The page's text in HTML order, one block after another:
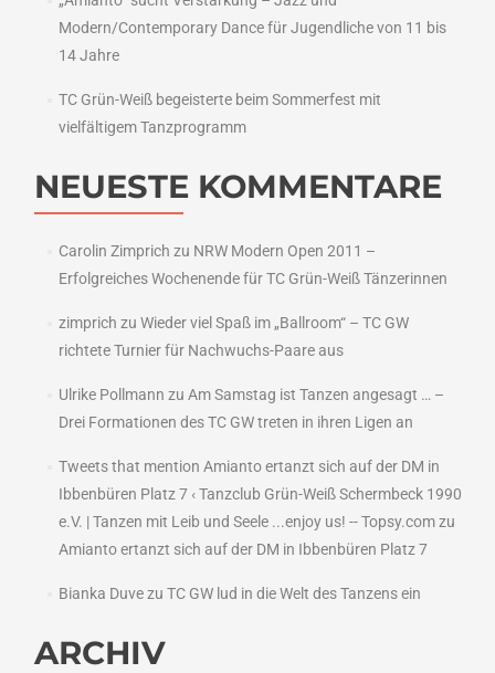
Modern/Contemporary Dance für Jugendliche von 11 bis
14 Jahre
TC Grün-Weiß begeisterte beim Sommerfest mit
vielfältigem Tanzprogramm
NEUESTE KOMMENTARE
Carolin Zimprich zu NRW Modern Open 2011 –
Erfolgreiches Wochenende für TC Grün-Weiß Tänzerinnen
zimprich zu Wieder viel Spaß im „Ballroom“ – TC GW
richtete Turnier für Nachwuchs-Paare aus
Ulrike Pollmann zu Am Samstag ist Tanzen angesagt … –
Drei Formationen des TC GW treten in ihren Ligen an
Tweets that mention Amianto ertanzt sich auf der DM in
Ibbenbüren Platz 7 ‹ Tanzclub Grün-Weiß Schermbeck 1990
e.V. | Tanzen mit Leib und Seele ...enjoy us! -- Topsy.comzu
Amianto ertanzt sich auf der DM in Ibbenbüren Platz 7
Bianka Duvezu TC GW lud in die Welt des Tanzens ein
ARCHIV